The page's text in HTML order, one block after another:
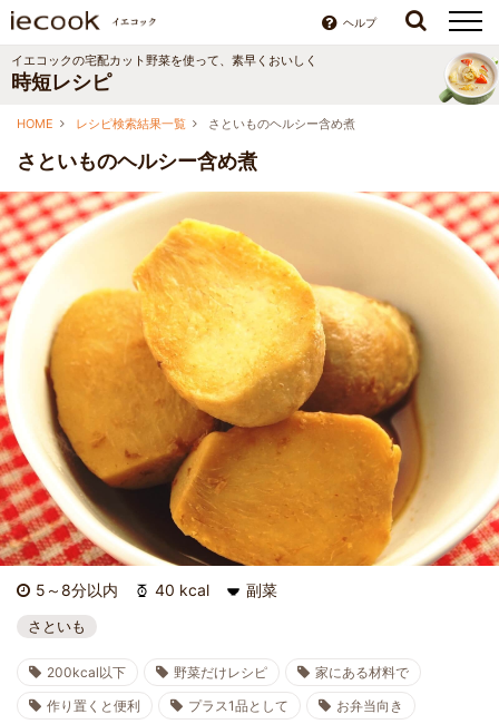
ヘルプ
イエコックの宅配カット野菜を使って、素早くおいしく
時短レシピ
HOME レシピ検索結果一覧 さといものヘルシー含め煮
さといものヘルシー含め煮
5～8分以内 40 kcal 副菜
さといも
200kcal以下 野菜だけレシピ
家にある材料で
作り置くと便利
プラス1品として
お弁当向き